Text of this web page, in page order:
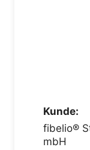
Kunde:
fibelio®
mbH